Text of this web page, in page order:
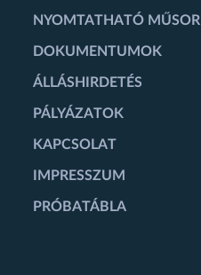
NYOMTATHATÓ MŰSOR
DOKUMENTUMOK
ÁLLÁSHIRDETÉS
PÁLYÁZATOK
KAPCSOLAT
IMPRESSZUM
PRÓBATÁBLA